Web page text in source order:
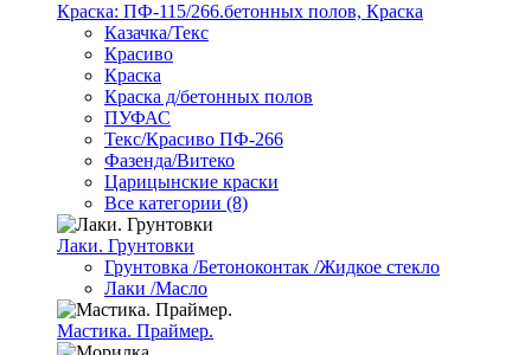
Краска: ПФ-115/266.бетонных полов, Краска
Казачка/Текс
Красиво
Краска
Краска д/бетонных полов
ПУФАС
Текс/Красиво ПФ-266
Фазенда/Витеко
Царицынские краски
Все категории (8)
Лаки. Грунтовки
Грунтовка /Бетоноконтак /Жидкое стекло
Лаки /Масло
Мастика. Праймер.